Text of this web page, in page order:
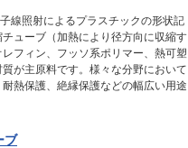
線照射によるプラスチックの形状記
ューブ（加熱により径方向に収縮す
フィン、フッソ系ポリマー、熱可塑
が主原料です。様々な分野において
熱保護、絶縁保護などの幅広い用途
ブ